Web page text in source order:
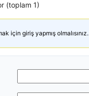
(toplam 1)
için giriş yapmış olmalısınız.